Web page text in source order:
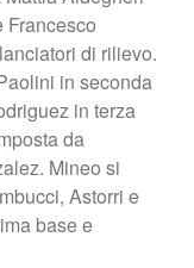
Francesco
di rilievo.
in seconda
in terza
da
Mineo si
Astorri e
base e